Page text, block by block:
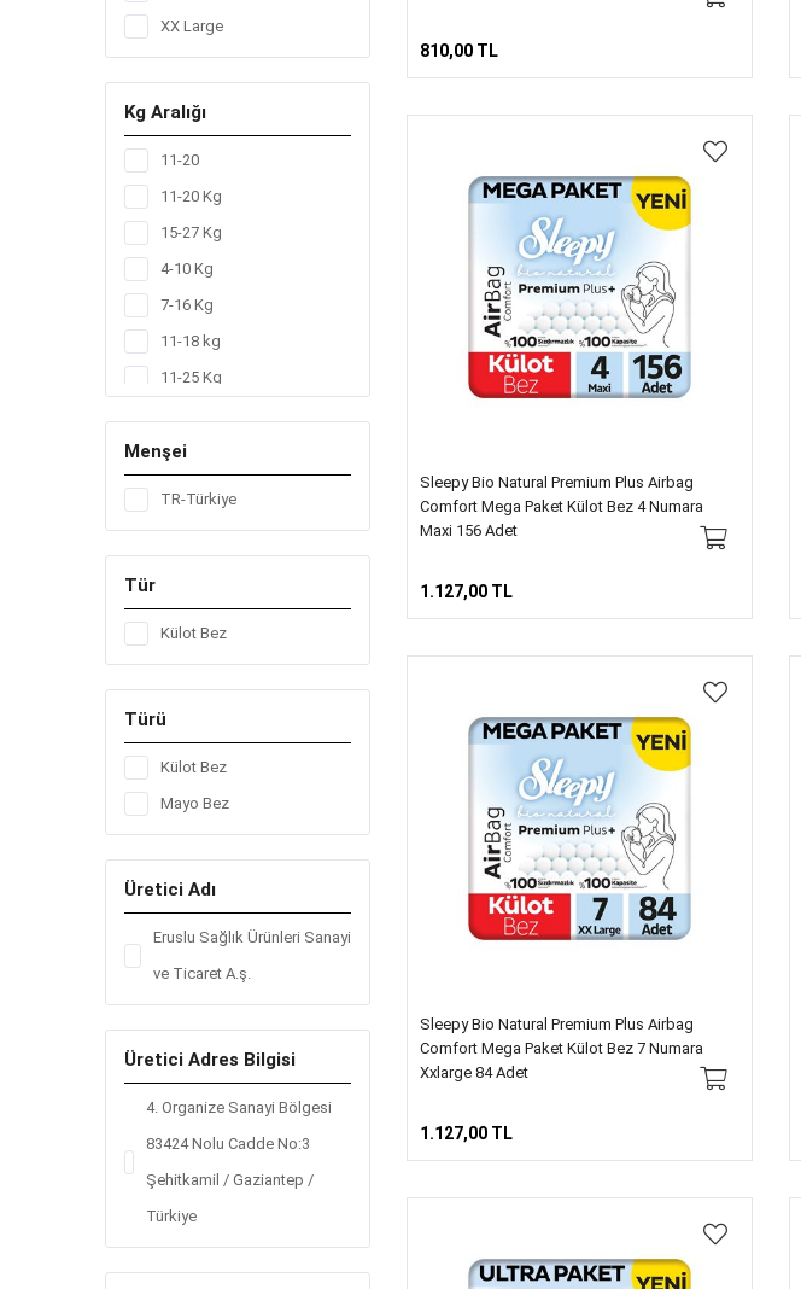
78
80
90
96
XX Large
Kg Aralığı
11-20
11-20 Kg
15-27 Kg
4-10 Kg
7-16 Kg
11-18 kg
11-25 Kg
20-30 kg
7-18 Kg
Menşei
TR-Türkiye
Tür
Külot Bez
Türü
Külot Bez
Mayo Bez
Üretici Adı
Eruslu Sağlık Ürünleri Sanayi
ve Ticaret A.ş.
Üretici Adres Bilgisi
4. Organize Sanayi Bölgesi
83424 Nolu Cadde No:3
Şehitkamil / Gaziantep /
Türkiye
810,00 TL
Sleepy Bio Natural Premium Plus Airbag
Comfort Mega Paket Külot Bez 4 Numara
Maxi 156 Adet
1.127,00 TL
Sleepy Bio Natural Premium Plus Airbag
Comfort Mega Paket Külot Bez 7 Numara
Xxlarge 84 Adet
1.127,00 TL